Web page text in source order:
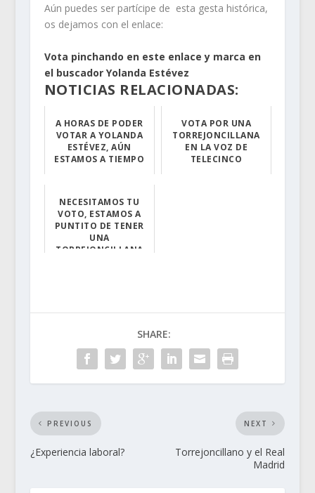
Aún puedes ser partícipe de esta gesta histórica,
os dejamos con el enlace:
Vota pinchando en este enlace y marca en
el buscador Yolanda Estévez
NOTICIAS RELACIONADAS:
A HORAS DE PODER
VOTAR A YOLANDA
ESTÉVEZ, AÚN
ESTAMOS A TIEMPO
VOTA POR UNA
TORREJONCILLANA
EN LA VOZ DE
TELECINCO
NECESITAMOS TU
VOTO, ESTAMOS A
PUNTITO DE TENER
UNA
TORREJONCILLANA
SHARE:
PREVIOUS
¿Experiencia laboral?
NEXT
Torrejoncillano y el Real
Madrid